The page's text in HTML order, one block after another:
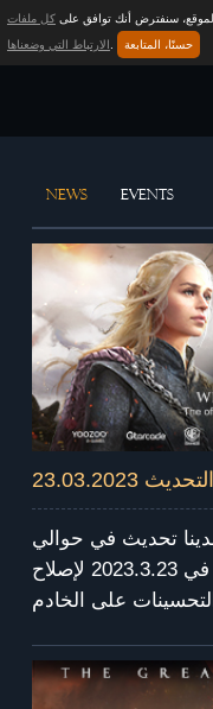
سنفترض أنك توافق علىكل ملفات
الارتباط التي وضعناها
حسنًا، المتابعة
NEWS EVENTS
الأعزاء، سيكون لدينا تحديث في حوالي
الساعة 03:00 (بتوقيت جرينتش) في 2023.3.23 لإصلاح
على الخادم
عن أي إزعاج قد
البريد بعد الصيانة.